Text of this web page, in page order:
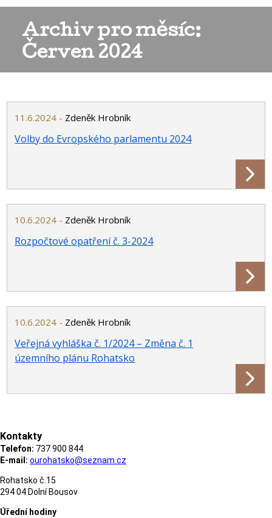
Archiv pro měsíc:
Červen 2024
Volby do Evropského parlamentu 2024
11.6.2024 - Zdeněk Hrobník
Rozpočtové opatření č. 3-2024
10.6.2024 - Zdeněk Hrobník
Veřejná vyhláška č. 1/2024 – Změna č. 1
územního plánu Rohatsko
10.6.2024 - Zdeněk Hrobník
Kontakty
Telefon: 737 900 844
E-mail: ourohatsko@seznam.cz
Rohatsko č.15
294 04 Dolní Bousov
Úřední hodiny